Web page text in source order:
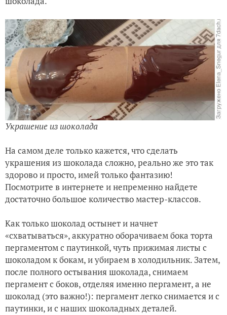
Украшение из шоколада
На самом деле только кажется, что сделать
украшения из шоколада сложно, реально же это так
здорово и просто, имей только фантазию!
Посмотрите в интернете и непременно найдете
достаточно большое количество мастер-классов.
Как только шоколад остынет и начнет
«схватываться», аккуратно оборачиваем бока торта
пергаментом с паутинкой, чуть прижимая листы с
шоколадом к бокам, и убираем в холодильник. Затем,
после полного остывания шоколада, снимаем
пергамент с боков, отделяя именно пергамент, а не
шоколад (это важно!): пергамент легко снимается и с
паутинки, и с наших шоколадных деталей.